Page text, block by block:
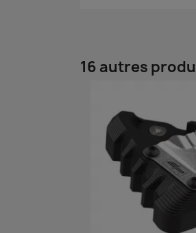
16 autres